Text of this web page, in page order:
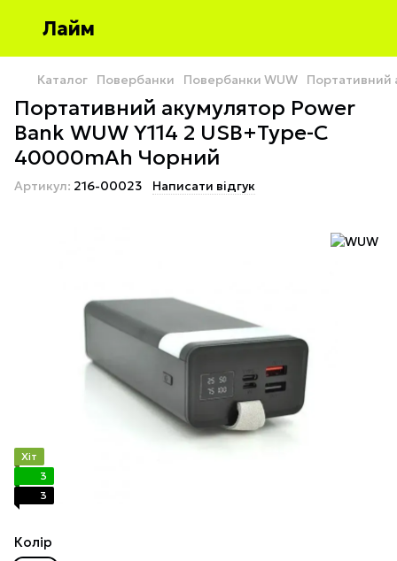
Лайм
Каталог Повербанки Повербанки WUW Портативний
Портативний акумулятор Power
Bank WUW Y114 2 USB+Type-C
40000mAh Чорний
Артикул: 216-00023 Написати відгук
Хіт
3
3
Колір